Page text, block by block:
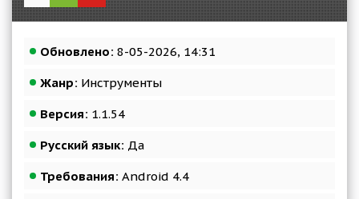
Обновлено: 8-05-2026, 14:31
Жанр: Инструменты
Версия: 1.1.54
Русский язык: Да
Требования: Android 4.4